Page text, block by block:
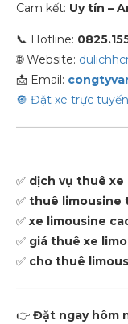
Cam kết: Uy tín –
📞 Hotline:
🌐 Website:
📩 Email:
🔘 Đặt xe trực tuyến
✅ dịch vụ thuê xe
✅ thuê limousine
✅ xe limousine
✅ giá thuê xe
✅ cho thuê
👉 Đặt ngay hôm